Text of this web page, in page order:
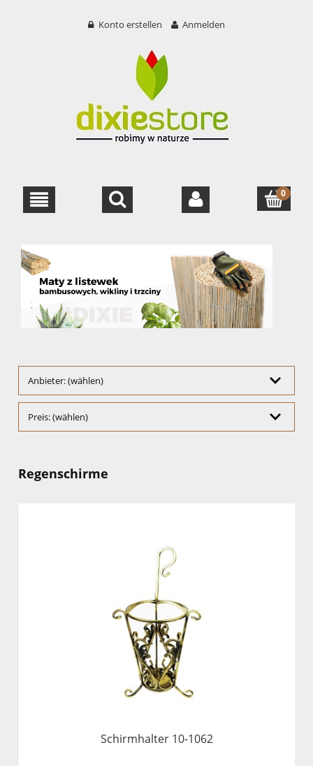
Konto erstellen Anmelden
Anbieter: (wählen)
Preis: (wählen)
Regenschirme
Schirmhalter 10-1062